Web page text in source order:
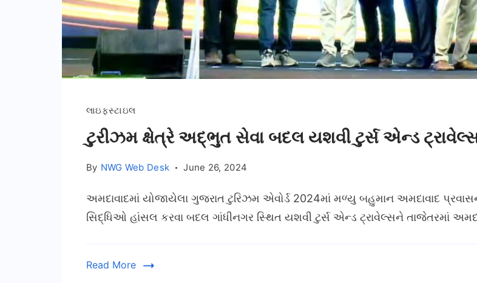
લાઇફસ્ટાઇલ
ટુરીઝમ ક્ષેત્રે અદ્ભુત સેવા બદલ યશવી ટુર્સ એન્ડ
By NWG Web Desk June 26, 2024
અમદાવાદમાં યોજાયેલા ગુજરાત ટુરિઝમ એવોર્ડ 2024માં મળ્યુ બહુમાન અમદાવાદ
સિદ્ધિઓ હાંસલ કરવા બદલ ગાંધીનગર સ્થિત યશવી ટુર્સ એન્ડ ટ્રાવેલ્સને તાજેતરમાં
Read More